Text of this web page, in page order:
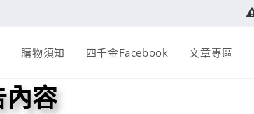
購物須知 四千金Facebook 文章專區
內容